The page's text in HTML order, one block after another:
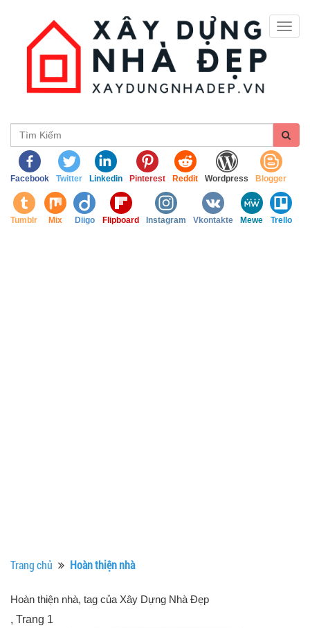
Facebook Twitter Linkedin Pinterest Reddit Wordpress Blogger
Tumblr Mix Diigo Flipboard Instagram Vkontakte Mewe Trello
Trang chủ Hoàn thiện nhà
Hoàn thiện nhà, tag của Xây Dựng Nhà Đẹp
, Trang 1